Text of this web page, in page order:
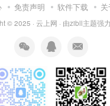
免责声明 软件下载
© 2025 · 云上网 · 由zibll主题强